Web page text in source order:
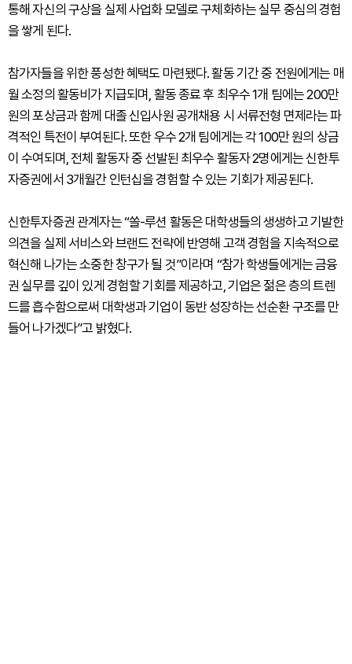
통해 자신의 구상을 실제 사업화 모델로 구체화하는 실무 중심의 경험
을 쌓게 된다.
참가자들을 위한 풍성한 혜택도 마련됐다. 활동 기간 중 전원에게는 매
월 소정의 활동비가 지급되며, 활동 종료 후 최우수 1개 팀에는 200만
원의 포상금과 함께 대졸 신입사원 공개채용 시 서류전형 면제라는 파
격적인 특전이 부여된다. 또한 우수 2개 팀에게는 각 100만 원의 상금
이 수여되며, 전체 활동자 중 선발된 최우수 활동자 2명에게는 신한투
자증권에서 3개월간 인턴십을 경험할 수 있는 기회가 제공된다.
신한투자증권 관계자는 “쏠-루션 활동은 대학생들의 생생하고 기발한
의견을 실제 서비스와 브랜드 전략에 반영해 고객 경험을 지속적으로
혁신해 나가는 소중한 창구가 될 것”이라며 “참가 학생들에게는 금융
권 실무를 깊이 있게 경험할 기회를 제공하고, 기업은 젊은 층의 트렌
드를 흡수함으로써 대학생과 기업이 동반 성장하는 선순환 구조를 만
들어 나가겠다”고 밝혔다.